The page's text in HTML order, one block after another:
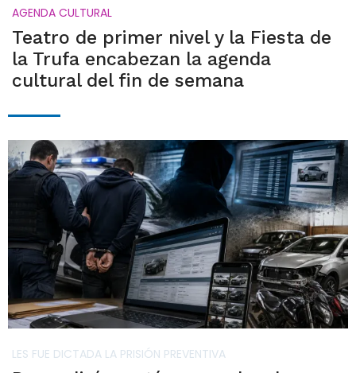
AGENDA CULTURAL
Teatro de primer nivel y la Fiesta de
la Trufa encabezan la agenda
cultural del fin de semana
LES FUE DICTADA LA PRISIÓN PREVENTIVA